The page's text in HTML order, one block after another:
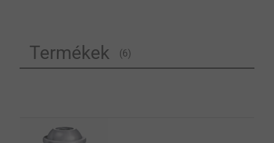
Termékek (6)